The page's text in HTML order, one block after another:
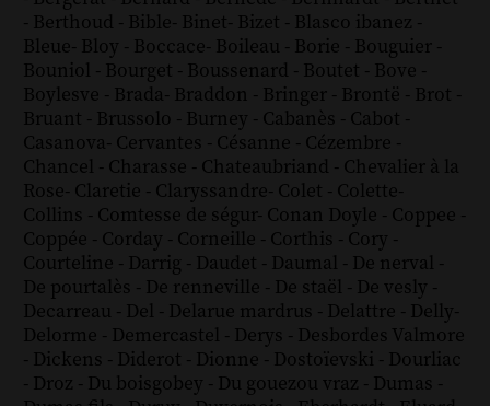
- Berthoud - Bible- Binet- Bizet - Blasco ibanez -
Bleue- Bloy - Boccace- Boileau - Borie - Bouguier -
Bouniol - Bourget - Boussenard - Boutet - Bove -
Boylesve - Brada- Braddon - Bringer - Brontë - Brot -
Bruant - Brussolo - Burney - Cabanès - Cabot -
Casanova- Cervantes - Césanne - Cézembre -
Chancel - Charasse - Chateaubriand - Chevalier à la
Rose- Claretie - Claryssandre- Colet - Colette-
Collins - Comtesse de ségur- Conan Doyle - Coppee -
Coppée - Corday - Corneille - Corthis - Cory -
Courteline - Darrig - Daudet - Daumal - De nerval -
De pourtalès - De renneville - De staël - De vesly -
Decarreau - Del - Delarue mardrus - Delattre - Delly-
Delorme - Demercastel - Derys - Desbordes Valmore
- Dickens - Diderot - Dionne - Dostoïevski - Dourliac
- Droz - Du boisgobey - Du gouezou vraz - Dumas -